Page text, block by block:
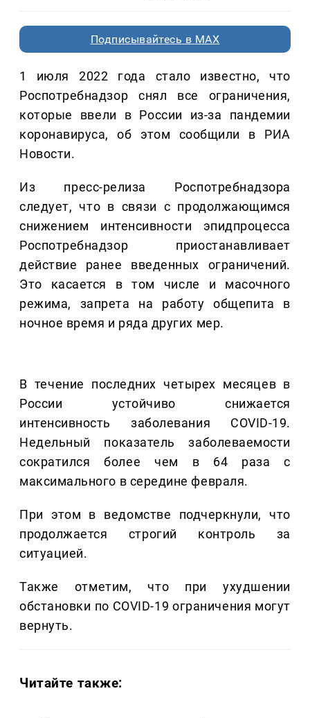
Подписывайтесь в MAX
1 июля 2022 года стало известно, что
Роспотребнадзор снял все ограничения,
которые ввели в России из-за пандемии
коронавируса, об этом сообщили в РИА
Новости.
Из пресс-релиза Роспотребнадзора
следует, что в связи с продолжающимся
снижением интенсивности эпидпроцесса
Роспотребнадзор приостанавливает
действие ранее введенных ограничений.
Это касается в том числе и масочного
режима, запрета на работу общепита в
ночное время и ряда других мер.
В течение последних четырех месяцев в
России устойчиво снижается
интенсивность заболевания COVID-19.
Недельный показатель заболеваемости
сократился более чем в 64 раза с
максимального в середине февраля.
При этом в ведомстве подчеркнули, что
продолжается строгий контроль за
ситуацией.
Также отметим, что при ухудшении
обстановки по COVID-19 ограничения могут
вернуть.
Читайте также: